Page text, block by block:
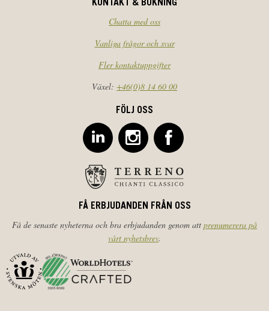
KONTAKT & BOKNING
Chatta med oss
Vanliga frågor och svar
Fler kontaktuppgifter
Växel: +46(0)8 14 60 00
FÖLJ OSS
FÅ ERBJUDANDEN FRÅN OSS
Få de senaste nyheterna och bra erbjudanden genom att prenumerera på
vårt nyhetsbrev.